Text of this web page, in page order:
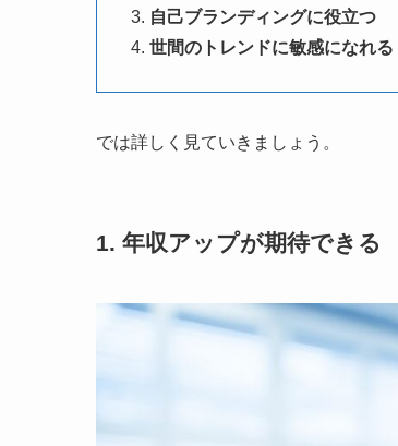
自己ブランディングに役立つ
世間のトレンドに敏感になれる
では詳しく見ていきましょう。
1. 年収アップが期待できる